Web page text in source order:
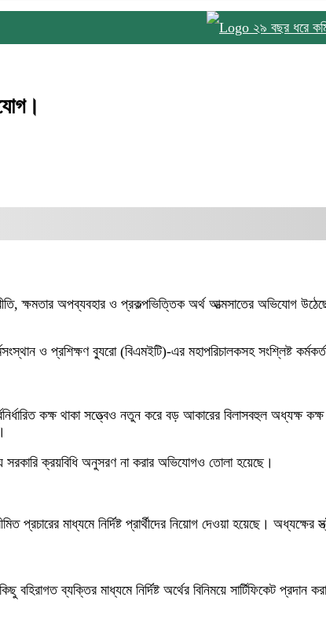
২৯ বছর ধরে কমিটি
ক্ষমতার অপব্যবহার ও প্রকল্পভিত্তিক অর্থ আত্মসাতের অভিযোগ
ও প্রশিক্ষণ ব্যুরো (বিএমইটি)-এর মহাপরিচালকসহ সংশ্লিষ্ট
কক্ষ থাকা সত্ত্বেও নতুন করে বড় আকারের বিলাসবহুল অধ্যক্ষ কক্ষ
সরকারি ক্রয়বিধি অনুসরণ না করার অভিযোগও তোলা হয়েছে।
মাধ্যমে নির্দিষ্ট প্রার্থীদের নিয়োগ দেওয়া হয়েছে। অধ্যক্ষের
ব্যক্তির মাধ্যমে নির্দিষ্ট অর্থের বিনিময়ে সার্টিফিকেট প্রদান